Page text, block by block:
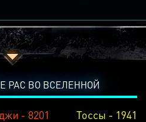
РАС ВО ВСЕЛЕННОЙ
- 8201 Тоссы - 1941